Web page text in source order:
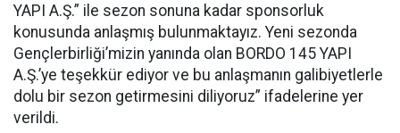
YAPI A.Ş.” ile sezon sonuna kadar sponsorluk
konusunda anlaşmış bulunmaktayız. Yeni sezonda
Gençlerbirliği’mizin yanında olan BORDO 145 YAPI
A.Ş.’ye teşekkür ediyor ve bu anlaşmanın galibiyetlerle
dolu bir sezon getirmesini diliyoruz” ifadelerine yer
verildi.